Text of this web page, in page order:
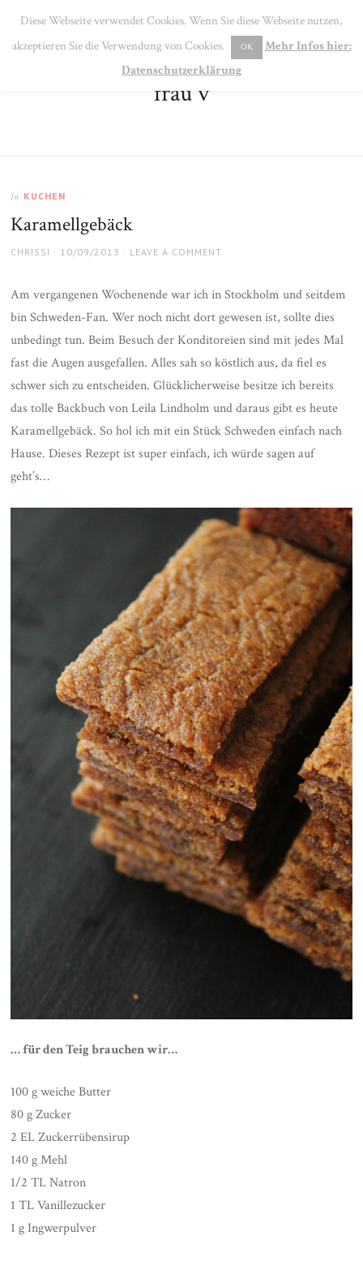
MENU
frau v
In KUCHEN
Karamellgebäck
AUTHOR
CHRISSI
POSTED
10/09/2013 LEAVE A COMMENT
Am vergangenen Wochenende war ich in Stockholm und seitdem
bin Schweden-Fan. Wer noch nicht dort gewesen ist, sollte dies
unbedingt tun. Beim Besuch der Konditoreien sind mit jedes Mal
fast die Augen ausgefallen. Alles sah so köstlich aus, da fiel es
schwer sich zu entscheiden. Glücklicherweise besitze ich bereits
das tolle Backbuch von Leila Lindholm und daraus gibt es heute
Karamellgebäck. So hol ich mit ein Stück Schweden einfach nach
Hause. Dieses Rezept ist super einfach, ich würde sagen auf
geht’s…
… für den Teig brauchen wir…
100 g weiche Butter
80 g Zucker
2 EL Zuckerrübensirup
140 g Mehl
1/2 TL Natron
1 TL Vanillezucker
1 g Ingwerpulver
Diese Webseite verwendet Cookies. Wenn Sie diese Webseite nutzen,
akzeptieren Sie die Verwendung von Cookies.
OK
Mehr Infos hier:
Datenschutzerklärung